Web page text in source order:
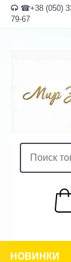
☎+38 (050)
79-67
НОВИНКИ